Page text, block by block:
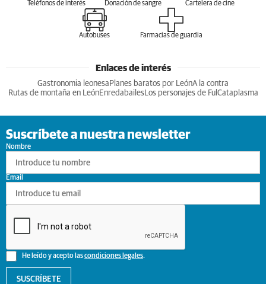
Teléfonos de interés Donación de sangre Cartelera de cine
Autobuses Farmacias de guardia
Enlaces de interés
Gastronomia leonesa Planes baratos por LeónA la contra
Rutas de montaña en LeónEnredabailesLos personajes de Ful Cataplasma
Suscríbete a nuestra newsletter
Nombre
He leído y acepto lascondiciones legales.
Email
SUSCRÍBETE